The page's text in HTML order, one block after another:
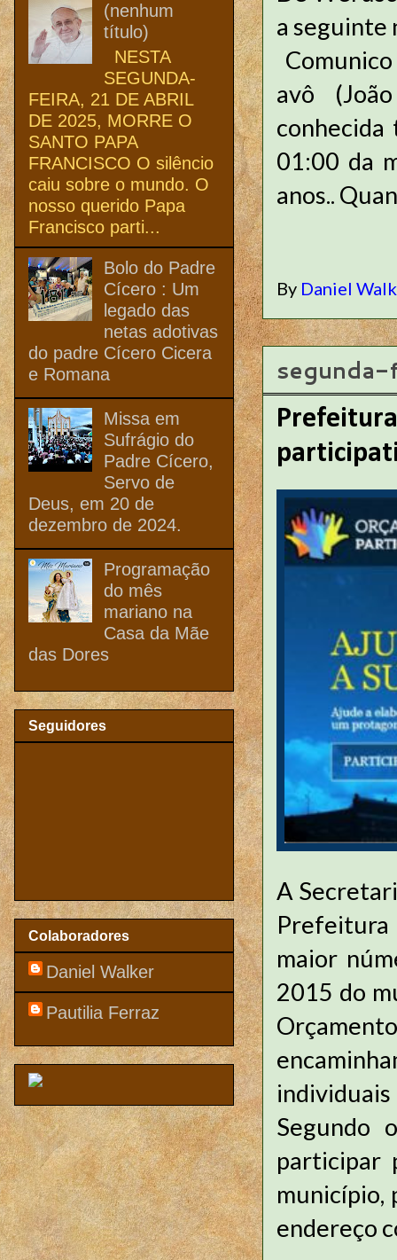
a seguinte
avô
conhecida
01:00 da
anos..
By Daniel
A
maior
2015 do
Segundo
participar
município,
endereço
(nenhum
título)
NESTA
SEGUNDA-
FEIRA, 21 DE ABRIL
DE 2025, MORRE O
SANTO PAPA
FRANCISCO O silêncio
caiu sobre o mundo. O
nosso querido Papa
Francisco parti...
Bolo do Padre
Cícero : Um
legado das
netas adotivas
do padre Cícero Cicera
e Romana
Missa em
Sufrágio do
Padre Cícero,
Servo de
Deus, em 20 de
dezembro de 2024.
Programação
do mês
mariano na
Casa da Mãe
das Dores
Seguidores
Colaboradores
Daniel Walker
Pautilia Ferraz